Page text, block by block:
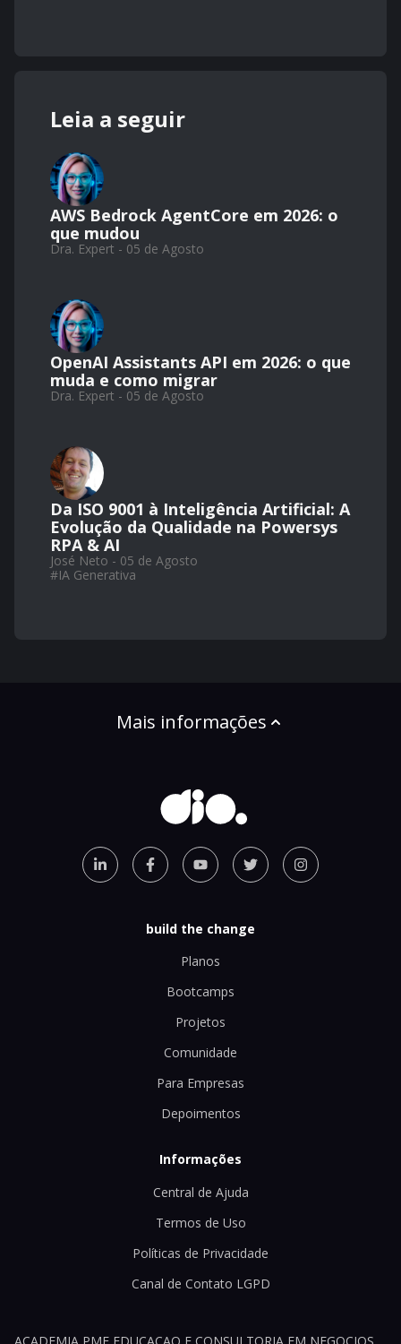
Leia a seguir
AWS Bedrock AgentCore em 2026: o
que mudou
Dra. Expert - 05 de Agosto
OpenAI Assistants API em 2026: o que
muda e como migrar
Dra. Expert - 05 de Agosto
Da ISO 9001 à Inteligência Artificial: A
Evolução da Qualidade na Powersys
RPA & AI
José Neto - 05 de Agosto
#IA Generativa
Mais informações
build the change
Planos
Bootcamps
Projetos
Comunidade
Para Empresas
Depoimentos
Informações
Central de Ajuda
Termos de Uso
Políticas de Privacidade
Canal de Contato LGPD